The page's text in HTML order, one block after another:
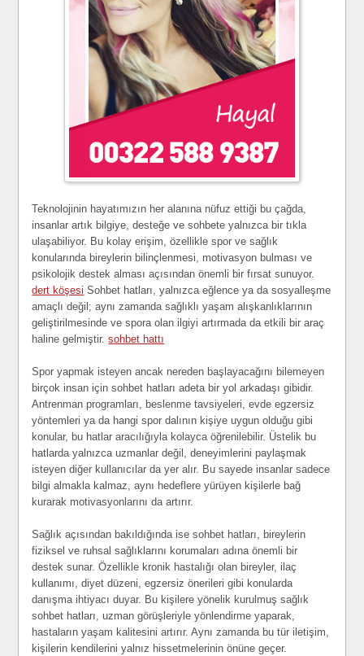
Teknolojinin hayatımızın her alanına nüfuz ettiği bu çağda,
insanlar artık bilgiye, desteğe ve sohbete yalnızca bir tıkla
ulaşabiliyor. Bu kolay erişim, özellikle spor ve sağlık
konularında bireylerin bilinçlenmesi, motivasyon bulması ve
psikolojik destek alması açısından önemli bir fırsat sunuyor.
dert köşesi Sohbet hatları, yalnızca eğlence ya da sosyalleşme
amaçlı değil; aynı zamanda sağlıklı yaşam alışkanlıklarının
geliştirilmesinde ve spora olan ilgiyi artırmada da etkili bir araç
haline gelmiştir.sohbet hattı
Spor yapmak isteyen ancak nereden başlayacağını bilemeyen
birçok insan için sohbet hatları adeta bir yol arkadaşı gibidir.
Antrenman programları, beslenme tavsiyeleri, evde egzersiz
yöntemleri ya da hangi spor dalının kişiye uygun olduğu gibi
konular, bu hatlar aracılığıyla kolayca öğrenilebilir. Üstelik bu
hatlarda yalnızca uzmanlar değil, deneyimlerini paylaşmak
isteyen diğer kullanıcılar da yer alır. Bu sayede insanlar sadece
bilgi almakla kalmaz, aynı hedeflere yürüyen kişilerle bağ
kurarak motivasyonlarını da artırır.
Sağlık açısından bakıldığında ise sohbet hatları, bireylerin
fiziksel ve ruhsal sağlıklarını korumaları adına önemli bir
destek sunar. Özellikle kronik hastalığı olan bireyler, ilaç
kullanımı, diyet düzeni, egzersiz önerileri gibi konularda
danışma ihtiyacı duyar. Bu kişilere yönelik kurulmuş sağlık
sohbet hatları, uzman görüşleriyle yönlendirme yaparak,
hastaların yaşam kalitesini artırır. Aynı zamanda bu tür iletişim,
kişilerin kendilerini yalnız hissetmelerinin önüne geçer.